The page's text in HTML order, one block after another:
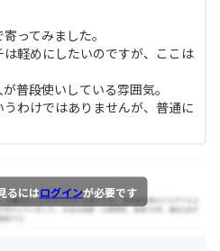
ってみました。
軽めにしたいのですが、ここは
普段使いしている雰囲気。
わけではありませんが、普通に
るにはログインが必要です